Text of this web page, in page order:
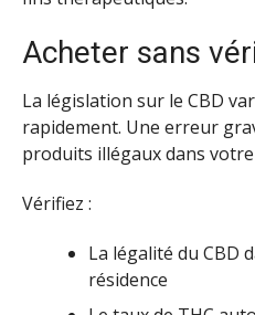
Acheter sans
La législation sur le CBD
rapidement. Une erreur
produits illégaux dans votre
Vérifiez :
La légalité du CBD
résidence